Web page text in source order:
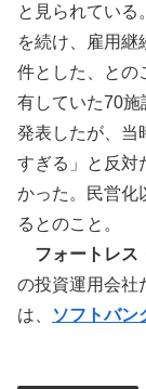
と見られている
を続け、雇用継
件とした、との
有していた70施
発表したが、当
すぎる」と反対
かった。民営化
るとのこと。
フォートレス
の投資運用会社
は、
ソフトバン